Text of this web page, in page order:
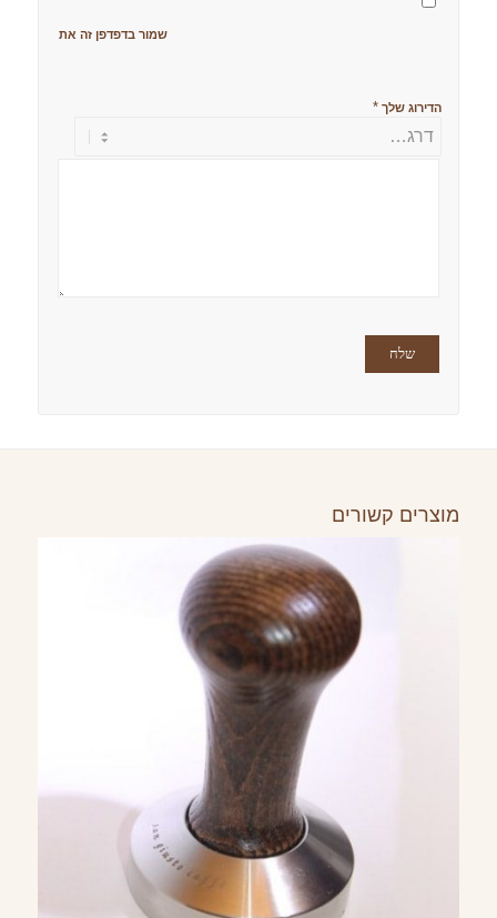
שמור בדפדפן זה את השם,
הדירוג שלך *
מוצרים קשורים